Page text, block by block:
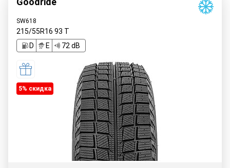
SW618
215/55R16 93 T
D
E 72 dB
5% cкидка